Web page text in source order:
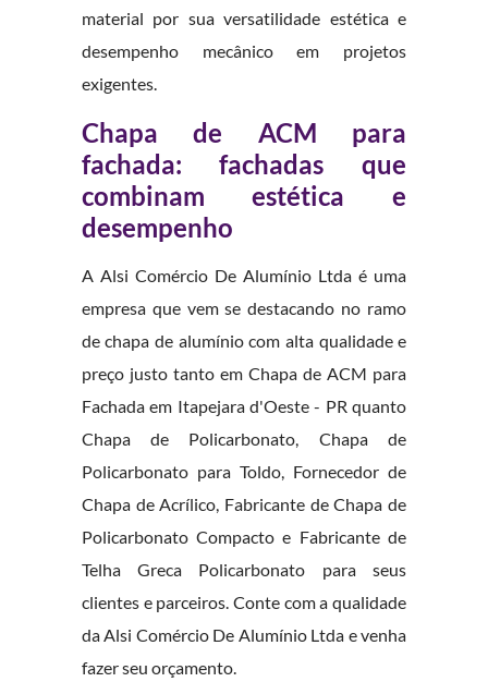
material por sua versatilidade estética e
desempenho mecânico em projetos
exigentes.
Chapa de ACM para
fachada: fachadas que
combinam estética e
desempenho
A Alsi Comércio De Alumínio Ltda é uma
empresa que vem se destacando no ramo
de chapa de alumínio com alta qualidade e
preço justo tanto em Chapa de ACM para
Fachada em Itapejara d'Oeste - PR quanto
Chapa de Policarbonato, Chapa de
Policarbonato para Toldo, Fornecedor de
Chapa de Acrílico, Fabricante de Chapa de
Policarbonato Compacto e Fabricante de
Telha Greca Policarbonato para seus
clientes e parceiros. Conte com a qualidade
da Alsi Comércio De Alumínio Ltda e venha
fazer seu orçamento.